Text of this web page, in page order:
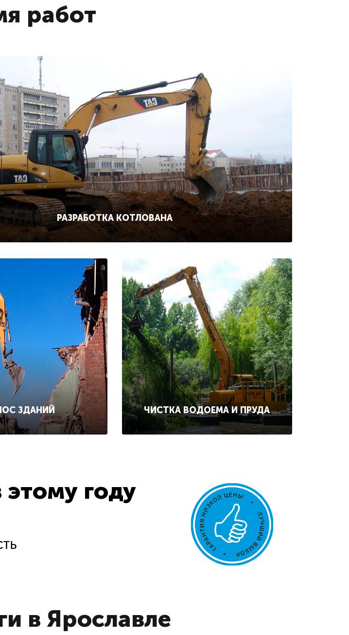
работ
РАЗРАБОТКА КОТЛОВАНА
ЗДАНИЙ ЧИСТКА ВОДОЕМА И ПРУДА
году
в Ярославле